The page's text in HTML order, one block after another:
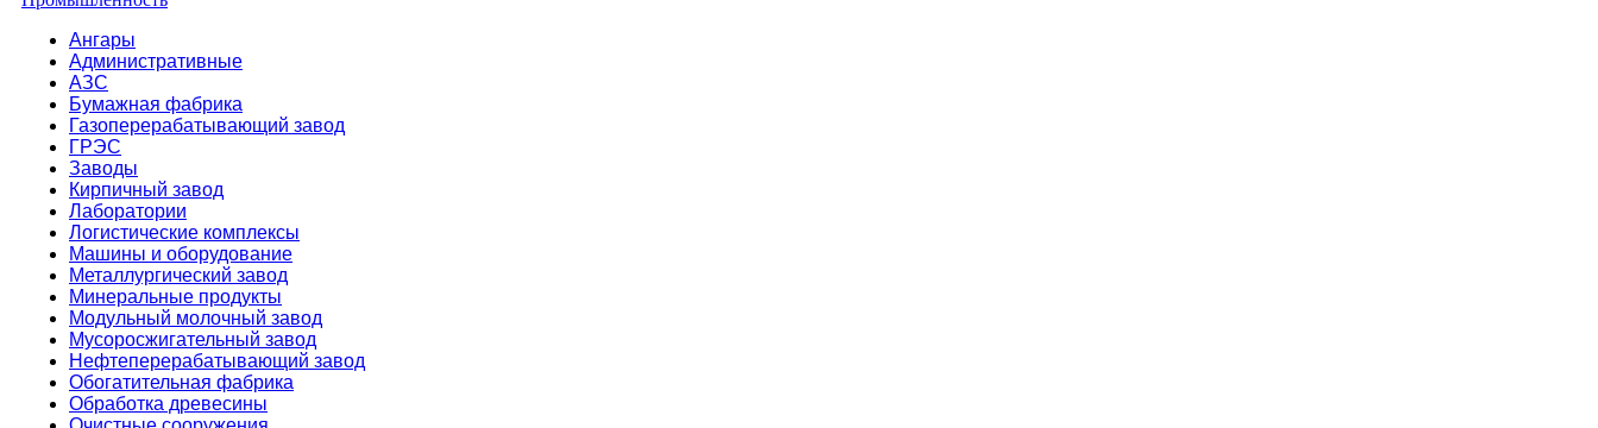
Ангары
Административные
АЗС
Бумажная фабрика
Газоперерабатывающий завод
ГРЭС
Заводы
Кирпичный завод
Лаборатории
Логистические комплексы
Машины и оборудование
Металлургический завод
Минеральные продукты
Модульный молочный завод
Мусоросжигательный завод
Нефтеперерабатывающий завод
Обогатительная фабрика
Обработка древесины